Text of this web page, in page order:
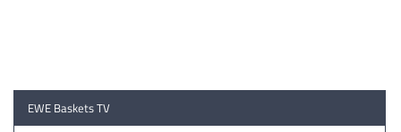
EWE Baskets TV